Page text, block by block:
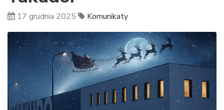
17 grudnia 2025 Komunikaty